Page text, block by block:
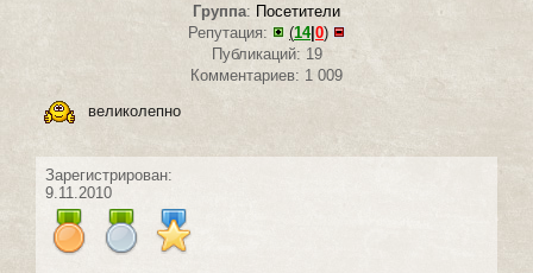
Группа: Посетители
Репутация:
(14|0)
Публикаций: 19
Комментариев: 1 009
великолепно
Зарегистрирован:
9.11.2010